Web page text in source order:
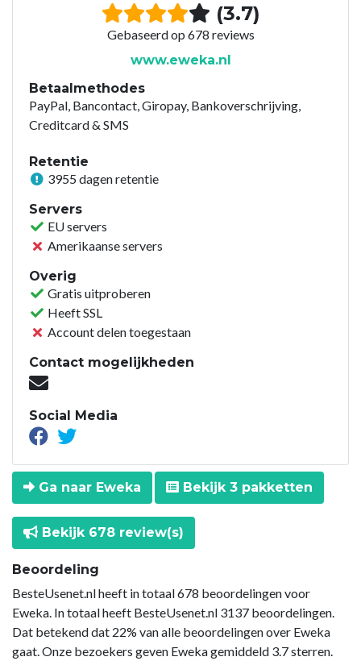
(3.7)
Gebaseerd op 678 reviews
www.eweka.nl
Betaalmethodes
PayPal, Bancontact, Giropay, Bankoverschrijving,
Creditcard & SMS
Retentie
3955 dagen retentie
Servers
EU servers
Amerikaanse servers
Overig
Gratis uitproberen
Heeft SSL
Account delen toegestaan
Contact mogelijkheden
Social Media
Ga naar Eweka Bekijk 3 pakketten
Bekijk 678 review(s)
Beoordeling
BesteUsenet.nl heeft in totaal 678 beoordelingen voor
Eweka. In totaal heeft BesteUsenet.nl 3137 beoordelingen.
Dat betekend dat 22% van alle beoordelingen over Eweka
gaat. Onze bezoekers geven Eweka gemiddeld 3.7 sterren.